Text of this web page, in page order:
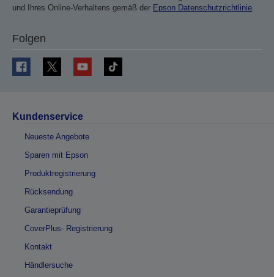
und Ihres Online-Verhaltens gemäß der Epson Datenschutzrichtlinie
Folgen
Kundenservice
Neueste Angebote
Sparen mit Epson
Produktregistrierung
Rücksendung
Garantieprüfung
CoverPlus- Registrierung
Kontakt
Händlersuche